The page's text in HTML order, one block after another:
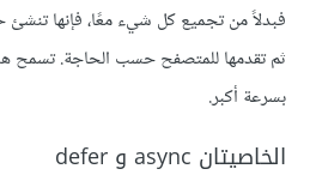
فبدلاً من تجميع كل شيء معًا، فإنها
ثم تقدمها للمتصفح حسب الحاجة. تسمح
بسرعة أكبر.
الخاصيتان async و defer